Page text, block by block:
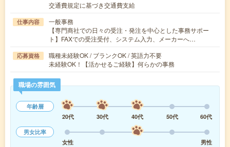
交通費規定に基づき交通費支給
仕事内容
一般事務
【専門商社での日々の受注・発注を中心とした事務サポー
ト】FAXでの受注受付、システム入力、メーカーへ…
応募資格
職種未経験OK / ブランクOK / 英語力不要
未経験OK！【活かせるご経験】何らかの事務
職場の雰囲気
年齢層
20代
30代 40代 50代
60代
男女比率
女性
男性